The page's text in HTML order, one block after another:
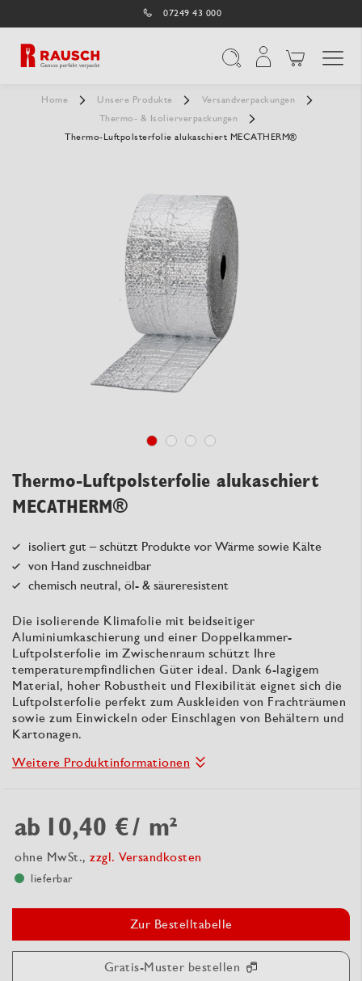
07249 43 000
Home Unsere Produkte
Versandverpackungen
Thermo- & Isolierverpackungen
Thermo-Luftpolsterfolie alukaschiert MECATHERM®
Thermo-Luftpolsterfolie alukaschiert
MECATHERM®
isoliert gut – schützt Produkte vor Wärme sowie Kälte
von Hand zuschneidbar
chemisch neutral, öl- & säureresistent
Die isolierende Klimafolie mit beidseitiger
Aluminiumkaschierung und einer Doppelkammer-
Luftpolsterfolie im Zwischenraum schützt Ihre
temperaturempfindlichen Güter ideal. Dank 6-lagigem
Material, hoher Robustheit und Flexibilität eignet sich die
Luftpolsterfolie perfekt zum Auskleiden von Frachträumen
sowie zum Einwickeln oder Einschlagen von Behältern und
Kartonagen.
Weitere Produktinformationen
ab 10,40 €/ m²
ohne MwSt., zzgl. Versandkosten
lieferbar
Zur Bestelltabelle
Gratis-Muster bestellen